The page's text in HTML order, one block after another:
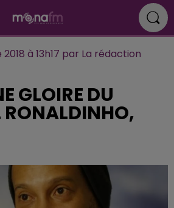
à 13h17 par La rédaction
GLOIRE DU
RONALDINHO,